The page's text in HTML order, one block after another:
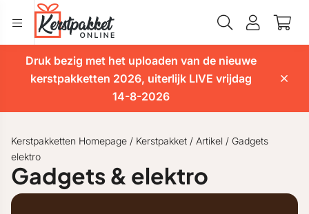
Druk bezig met het uploaden van de nieuwe
kerstpakketten 2026, uiterlijk LIVE vrijdag
14-8-2026
Kerstpakketten Homepage / Kerstpakket / Artikel / Gadgets
elektro
Gadgets & elektro